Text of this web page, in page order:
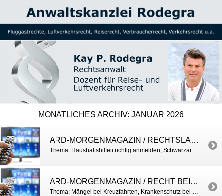
MONATLICHES ARCHIV: JANUAR 2026
ARD-MORGENMAGAZIN / RECHTSLAGE RUND UM SCHWARZARBEIT
Thema: Haushaltshilfen richtig anmelden, Schwarzarbeit und Minijob u.a.
ARD-MORGENMAGAZIN / RECHT BEI KREUZFAHRTEN
Thema: Mängel bei Kreuzfahrten, Krankenschutz bei Kreuzfahrten, Würzburger Tabelle u.a. https://h7.cl/1hUh6